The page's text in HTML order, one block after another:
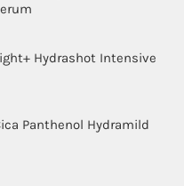
Hydrashot Intensive
Panthenol Hydramild